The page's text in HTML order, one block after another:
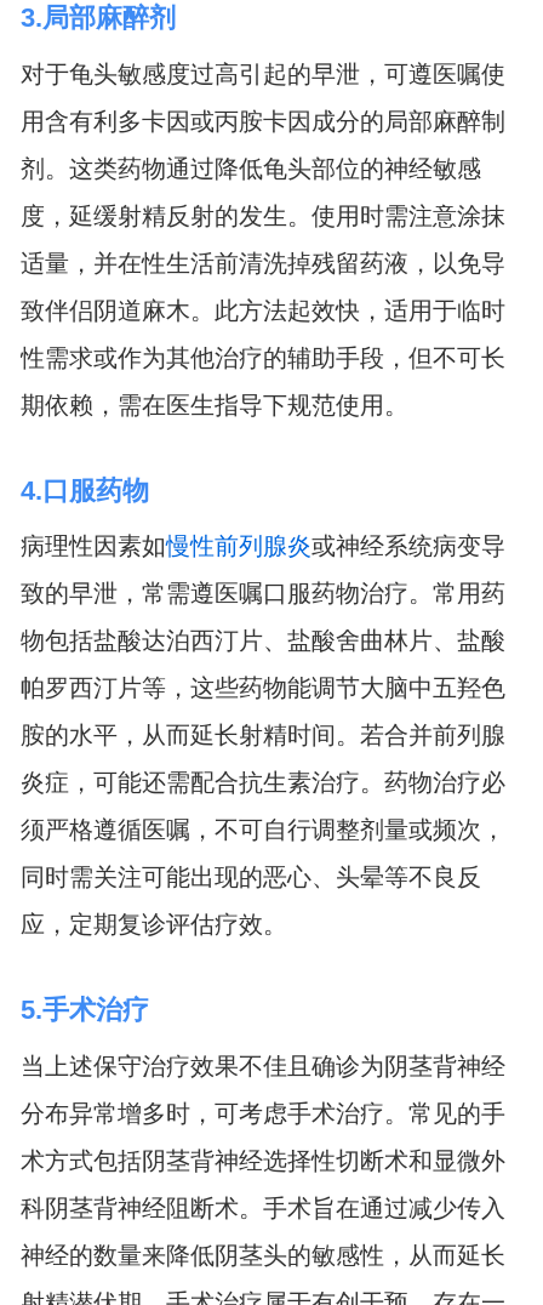
3.局部麻醉剂
对于龟头敏感度过高引起的早泄，可遵医嘱使
用含有利多卡因或丙胺卡因成分的局部麻醉制
剂。这类药物通过降低龟头部位的神经敏感
度，延缓射精反射的发生。使用时需注意涂抹
适量，并在性生活前清洗掉残留药液，以免导
致伴侣阴道麻木。此方法起效快，适用于临时
性需求或作为其他治疗的辅助手段，但不可长
期依赖，需在医生指导下规范使用。
4.口服药物
病理性因素如慢性前列腺炎或神经系统病变导
致的早泄，常需遵医嘱口服药物治疗。常用药
物包括盐酸达泊西汀片、盐酸舍曲林片、盐酸
帕罗西汀片等，这些药物能调节大脑中五羟色
胺的水平，从而延长射精时间。若合并前列腺
炎症，可能还需配合抗生素治疗。药物治疗必
须严格遵循医嘱，不可自行调整剂量或频次，
同时需关注可能出现的恶心、头晕等不良反
应，定期复诊评估疗效。
5.手术治疗
当上述保守治疗效果不佳且确诊为阴茎背神经
分布异常增多时，可考虑手术治疗。常见的手
术方式包括阴茎背神经选择性切断术和显微外
科阴茎背神经阻断术。手术旨在通过减少传入
神经的数量来降低阴茎头的敏感性，从而延长